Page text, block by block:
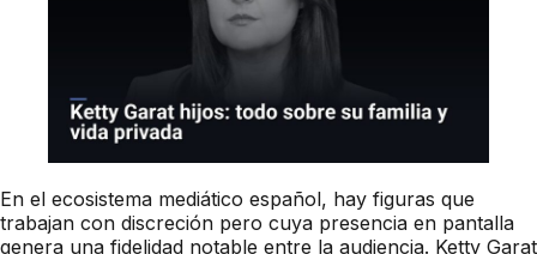
En el ecosistema mediático español, hay figuras que
trabajan con discreción pero cuya presencia en pantalla
genera una fidelidad notable entre la audiencia. Ketty Garat